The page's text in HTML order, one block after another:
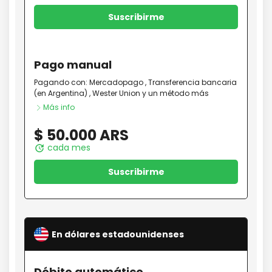
Suscribirme
Pago manual
Pagando con: Mercadopago,Transferencia bancaria
(en Argentina) ,Wester Union y un método más
Más info
$ 50.000 ARS
update cada mes
Suscribirme
En dólares estadounidenses